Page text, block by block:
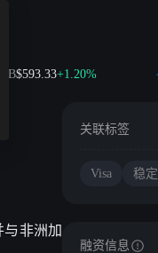
$593.33+1.20%
非洲加
关联标签
Visa 稳
融资信息